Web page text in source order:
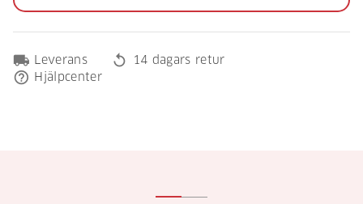
local_shipping Leverans replay 14 dagars retur
help_outline Hjälpcenter